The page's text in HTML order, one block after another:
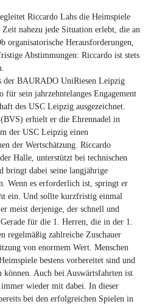
Riccardo Lahs die Heimspiele
nahezu jede Situation erlebt, die an
organisatorische Herausforderungen,
Abstimmungen: Riccardo ist stets
der BAURADO UniRiesen Leipzig
für sein jahrzehntelanges Engagement
des USC Leipzig ausgezeichnet.
erhielt er die Ehrennadel in
der USC Leipzig einen
der Wertschätzung. Riccardo
Halle, unterstützt bei technischen
bringt dabei seine langjährige
Wenn es erforderlich ist, springt er
ein. Und sollte kurzfristig einmal
meist derjenige, der schnell und
für die 1. Herren, die in der 1.
regelmäßig zahlreiche Zuschauer
von enormem Wert. Menschen
bestens vorbereitet sind und
können. Auch bei Auswärtsfahrten ist
wieder mit dabei. In dieser
bei den erfolgreichen Spielen in